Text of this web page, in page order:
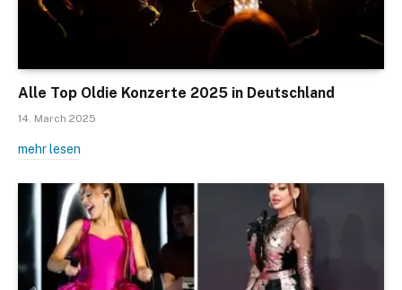
Alle Top Oldie Konzerte 2025 in Deutschland
14. March 2025
mehr lesen